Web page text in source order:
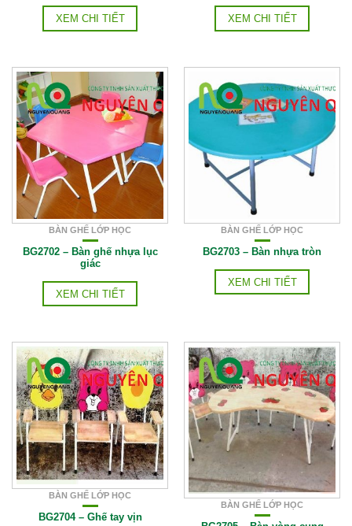
XEM CHI TIẾT XEM CHI TIẾT
BÀN GHẾ LỚP HỌC
BG2702 – Bàn ghế nhựa lục
giác
XEM CHI TIẾT
BÀN GHẾ LỚP HỌC
BG2703 – Bàn nhựa tròn
XEM CHI TIẾT
BÀN GHẾ LỚP HỌC
BG2704 – Ghế tay vịn
BÀN GHẾ LỚP HỌC